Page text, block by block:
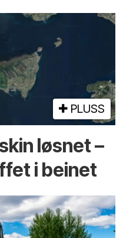
PLUSS
løsnet –
i beinet